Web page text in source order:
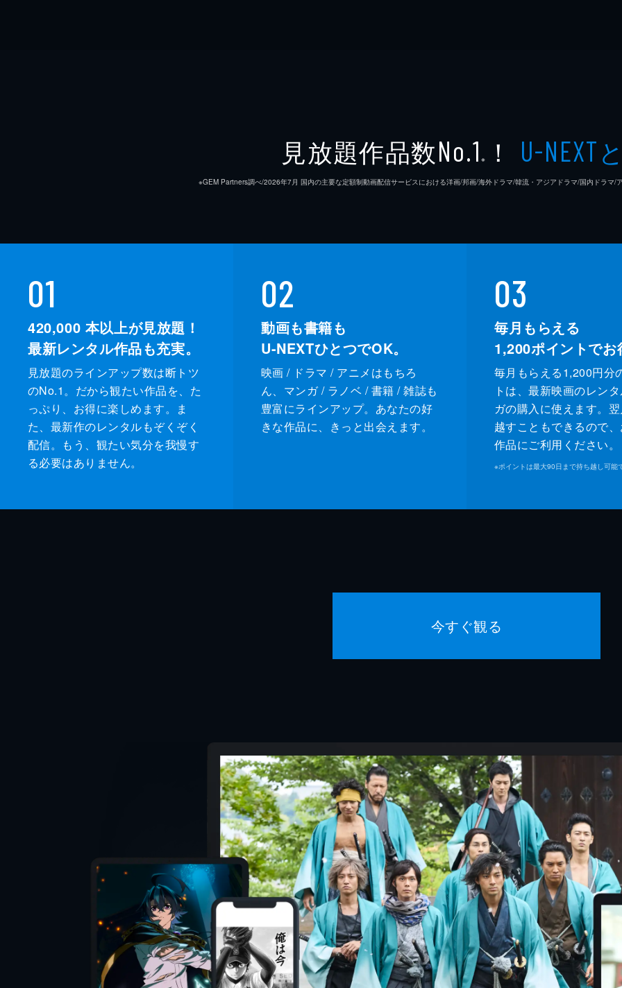
見放題作品数No.1 ※ ！ U-NEXT
※GEM Partners調べ/2026年7⽉ 国内の主要な定額制動画配信サービスにおける洋画/邦画/海外ドラマ/韓流・アジアドラマ/国内ドラマ/
01
420,000 本以上が見放題！
最新レンタル作品も充実。
見放題のラインアップ数は断トツ
のNo.1。だから観たい作品を、た
っぷり、お得に楽しめます。ま
た、最新作のレンタルもぞくぞく
配信。もう、観たい気分を我慢す
る必要はありません。
02
動画も書籍も
U-NEXTひとつでOK。
映画 / ドラマ / アニメはもちろ
ん、マンガ / ラノベ / 書籍 / 雑誌も
豊富にラインアップ。あなたの好
きな作品に、きっと出会えます。
03
毎月もらえる
1,200ポイントでお
毎月もらえる1,200円分
トは、最新映画のレン
ガの購入に使えます。
越すこともできるので
作品にご利用ください。
※ポイントは最大90日まで持ち越し可能
今すぐ観る